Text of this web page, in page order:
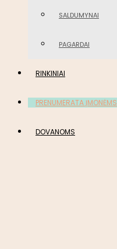
SALDUMYNAI
PAGARDAI
RINKINIAI
PRENUMERATA ĮMONĖMS
DOVANOMS